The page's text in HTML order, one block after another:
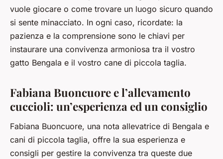
vuole giocare o come trovare un luogo sicuro quando
si sente minacciato. In ogni caso, ricordate: la
pazienza e la comprensione sono le chiavi per
instaurare una convivenza armoniosa tra il vostro
gatto Bengala e il vostro cane di piccola taglia.
Fabiana Buoncuore e l’allevamento
cuccioli: un’esperienza ed un consiglio
Fabiana Buoncuore, una nota allevatrice di Bengala e
cani di piccola taglia, offre la sua esperienza e
consigli per gestire la convivenza tra queste due